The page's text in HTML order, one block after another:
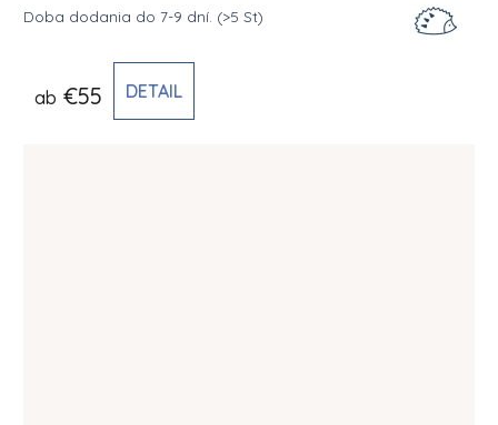
Doba dodania do 7-9 dní. (>5 St)
ab €55 DETAIL